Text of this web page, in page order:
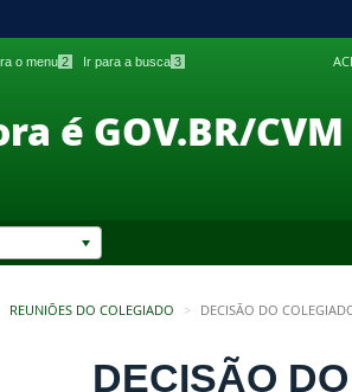
o menu 2 Ir para a busca 3
é GOV.BR/CVM
REUNIÕES DO COLEGIADO DECISÃO DO
DECISÃO